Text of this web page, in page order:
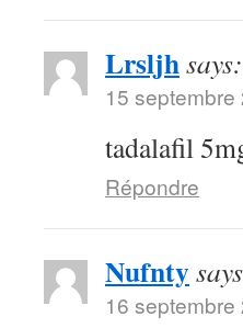
Lrsljhsays:
15
tadalafil
Répondre
Nufnty
16